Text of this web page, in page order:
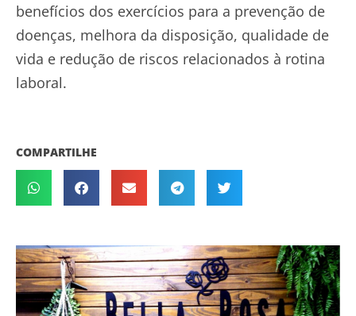
benefícios dos exercícios para a prevenção de
doenças, melhora da disposição, qualidade de
vida e redução de riscos relacionados à rotina
laboral.
COMPARTILHE